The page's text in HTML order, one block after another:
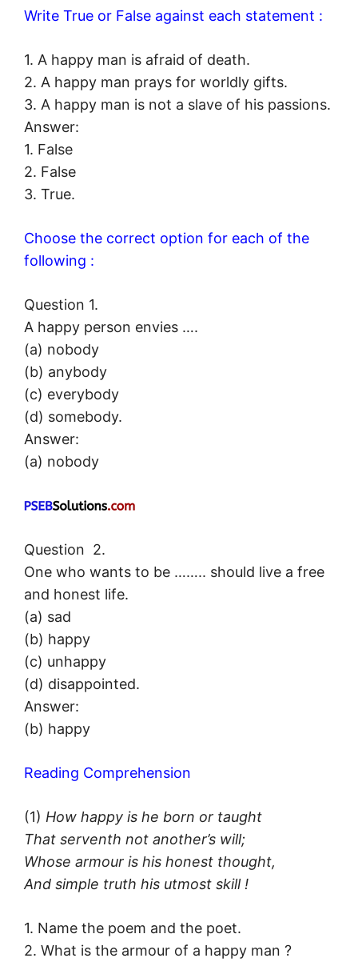
Write True or False against each statement :
1. A happy man is afraid of death.
2. A happy man prays for worldly gifts.
3. A happy man is not a slave of his passions.
Answer:
1. False
2. False
3. True.
Choose the correct option for each of the
following :
Question 1.
A happy person envies ….
(a) nobody
(b) anybody
(c) everybody
(d) somebody.
Answer:
(a) nobody
Question 2.
One who wants to be …….. should live a free
and honest life.
(a) sad
(b) happy
(c) unhappy
(d) disappointed.
Answer:
(b) happy
Reading Comprehension
(1) How happy is he born or taught
That serventh not another’s will;
Whose armour is his honest thought,
And simple truth his utmost skill !
1. Name the poem and the poet.
2. What is the armour of a happy man ?